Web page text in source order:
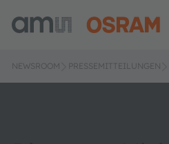
NEWSROOM PRESSEMITTEILUNGEN